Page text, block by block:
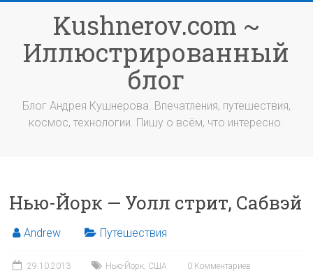
содержимомуKushnerov.com ~
Иллюстрированный
блог
Блог Андрея Кушнерова. Впечатления, путешествия,
космос, технологии. Пишу о всём, что интересно.
Нью-Йорк — Уолл стрит, Сабвэй
Andrew Путешествия
29.10.2013 Нью-Йорк, США 0 Комментариев